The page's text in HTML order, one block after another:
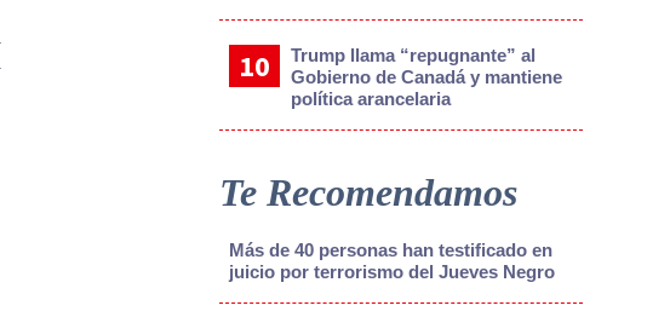
Trump llama “repugnante” al
Gobierno de Canadá y mantiene
política arancelaria
Te Recomendamos
Más de 40 personas han testificado en
juicio por terrorismo del Jueves Negro